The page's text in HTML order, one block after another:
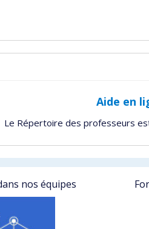
Aide en
Le Répertoire des professeurs
nos équipes